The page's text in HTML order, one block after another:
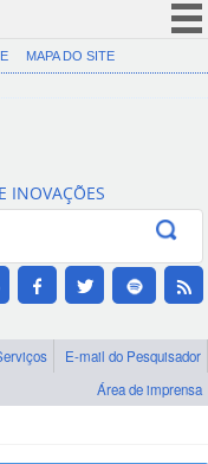
(COVID-19)
Canais
MAPA DO SITE
INOVAÇÕES
E-mail do Pesquisador
Área de imprensa